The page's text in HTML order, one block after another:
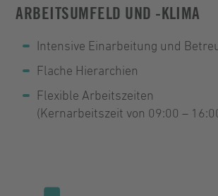
ARBEITSUMFELD UND -KLIMA
Intensive Einarbeitung und
Flache Hierarchien
Flexible Arbeitszeiten
(Kernarbeitszeit von 09:00 –